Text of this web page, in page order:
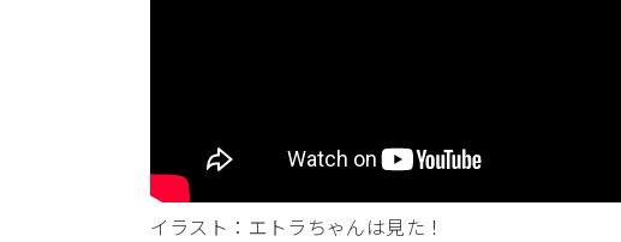
イラスト：エトラちゃんは見た！